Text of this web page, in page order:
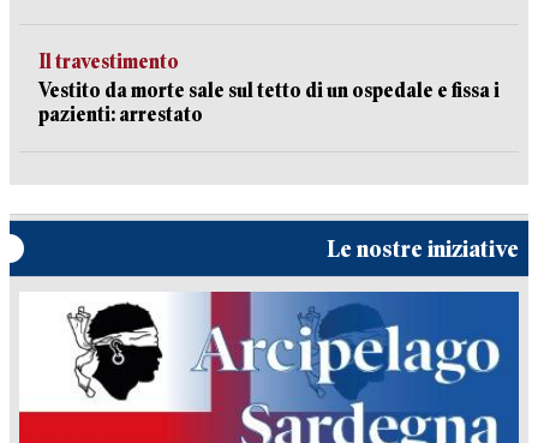
Il travestimento
Vestito da morte sale sul tetto di un ospedale e fissa i
pazienti: arrestato
Le nostre iniziative